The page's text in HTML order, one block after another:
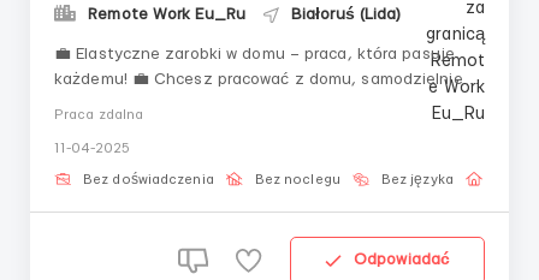
Remote Work Eu_Ru Białoruś (Lida)
💼 Elastyczne zarobki w domu – praca, która pasuje
każdemu! 💼 Chcesz pracować z domu, samodzielnie
doskonałe warunki pracy przy minimalnym ryzyku. 📌 Co
oferujemy? ✔ Zdalny format...
Praca zdalna
11-04-2025
Bez doświadczenia Bez noclegu Bez języka
Odpowiadać